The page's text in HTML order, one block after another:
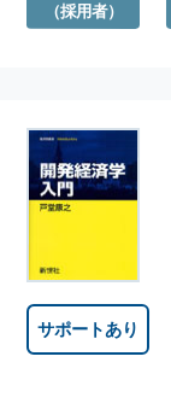
（採用者）
サポートあり